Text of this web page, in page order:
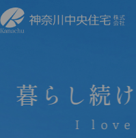
暮らし続
I